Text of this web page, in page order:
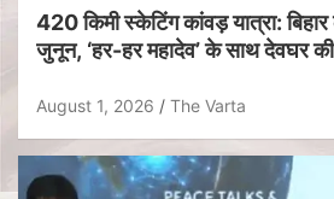
420 किमी स्केटिंग कांवड़ यात्रा:
जुनून, ‘हर-हर महादेव’ के साथ देवघर
August 1, 2026 The Varta